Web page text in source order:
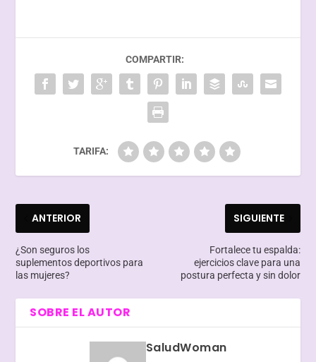
COMPARTIR:
TARIFA:
ANTERIOR
¿Son seguros los
suplementos deportivos para
las mujeres?
SIGUIENTE
Fortalece tu espalda:
ejercicios clave para una
postura perfecta y sin dolor
SOBRE EL AUTOR
SaludWoman